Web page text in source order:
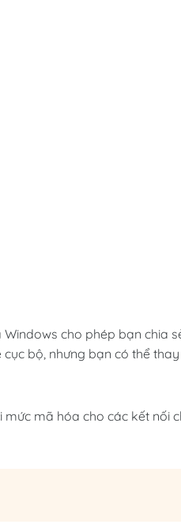
Windows cho phép bạn chia
cục bộ, nhưng bạn có thể
mã hóa cho các kết nối